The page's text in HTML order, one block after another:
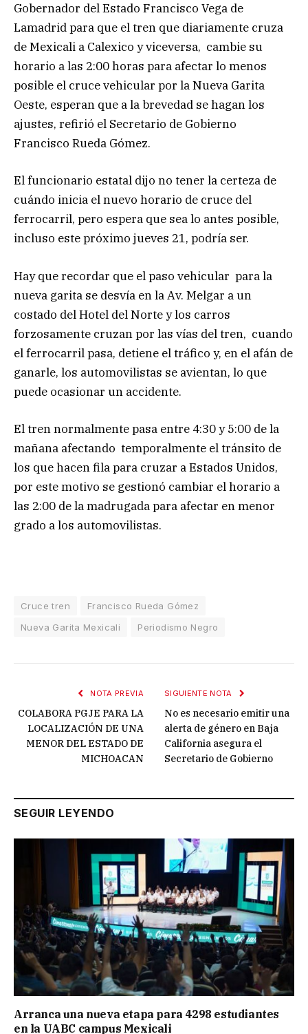
Gobernador del Estado Francisco Vega de
Lamadrid para que el tren que diariamente cruza
de Mexicali a Calexico y viceversa, cambie su
horario a las 2:00 horas para afectar lo menos
posible el cruce vehicular por la Nueva Garita
Oeste, esperan que a la brevedad se hagan los
ajustes, refirió el Secretario de Gobierno
Francisco Rueda Gómez.
El funcionario estatal dijo no tener la certeza de
cuándo inicia el nuevo horario de cruce del
ferrocarril, pero espera que sea lo antes posible,
incluso este próximo jueves 21, podría ser.
Hay que recordar que el paso vehicular para la
nueva garita se desvía en la Av. Melgar a un
costado del Hotel del Norte y los carros
forzosamente cruzan por las vías del tren, cuando
el ferrocarril pasa, detiene el tráfico y, en el afán de
ganarle, los automovilistas se avientan, lo que
puede ocasionar un accidente.
El tren normalmente pasa entre 4:30 y 5:00 de la
mañana afectando temporalmente el tránsito de
los que hacen fila para cruzar a Estados Unidos,
por este motivo se gestionó cambiar el horario a
las 2:00 de la madrugada para afectar en menor
grado a los automovilistas.
Cruce tren
Francisco Rueda Gómez
Nueva Garita Mexicali
Periodismo Negro
NOTA PREVIA
COLABORA PGJE PARA LA
LOCALIZACIÓN DE UNA
MENOR DEL ESTADO DE
MICHOACAN
SIGUIENTE NOTA
No es necesario emitir una
alerta de género en Baja
California asegura el
Secretario de Gobierno
SEGUIR LEYENDO
Arranca una nueva etapa para 4298 estudiantes
en la UABC campus Mexicali